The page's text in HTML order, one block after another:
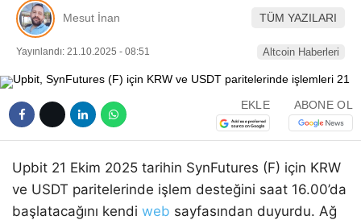
Mesut İnan TÜM YAZILARI
Yayınlandı: 21.10.2025 - 08:51 Altcoin Haberleri
EKLE ABONE OL
Upbit 21 Ekim 2025 tarihin SynFutures (F) için KRW
ve USDT paritelerinde işlem desteğini saat 16.00’da
başlatacağını kendi web sayfasından duyurdu. Ağ